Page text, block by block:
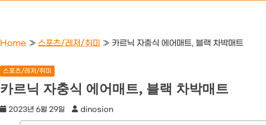
Home »스포츠/레저/취미 » 카르닉 자충식 에어매트, 블랙 차박매트
스포츠/레저/취미
카르닉 자충식 에어매트, 블랙 차박매트
2023년 6월 29일 dinosion